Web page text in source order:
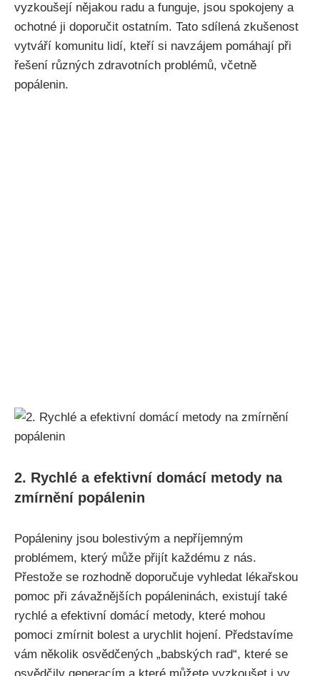
vyzkoušejí nějakou‌ radu ‌a funguje, jsou ‌spokojeny ​a
ochotné ji doporučit ostatním. Tato sdílená zkušenost
vytváří komunitu lidí,⁤ kteří si navzájem⁢ pomáhají při⁢
řešení⁤ různých zdravotních problémů, ⁤včetně⁣
popálenin.
2.‌ Rychlé a efektivní⁣ domácí metody ⁤na
⁢zmírnění popálenin
Popáleniny jsou bolestivým a nepříjemným
problémem,‌ který může přijít každému z ‍nás.
‌Přestože se ‍rozhodně doporučuje vyhledat lékařskou ​
pomoc při závažnějších popáleninách, existují také
rychlé a efektivní domácí metody, které mohou
pomoci​ zmírnit bolest a urychlit hojení. Představíme
vám ⁣několik​ osvědčených „babských rad“, které se